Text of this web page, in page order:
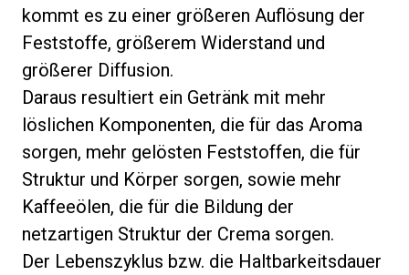
kommt es zu einer größeren Auflösung der
Feststoffe, größerem Widerstand und
größerer Diffusion.
Daraus resultiert ein Getränk mit mehr
löslichen Komponenten, die für das Aroma
sorgen, mehr gelösten Feststoffen, die für
Struktur und Körper sorgen, sowie mehr
Kaffeeölen, die für die Bildung der
netzartigen Struktur der Crema sorgen.
Der Lebenszyklus bzw. die Haltbarkeitsdauer